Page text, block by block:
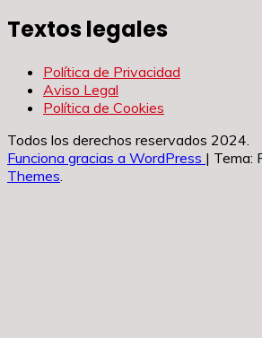
Textos legales
Política de Privacidad
Aviso Legal
Política de Cookies
Todos los derechos reservados 2024.
Funciona gracias a WordPress | Tema:
Themes.